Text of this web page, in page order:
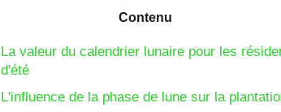
Contenu
La valeur du calendrier lunaire pour les
d'été
L'influence de la phase de lune sur la